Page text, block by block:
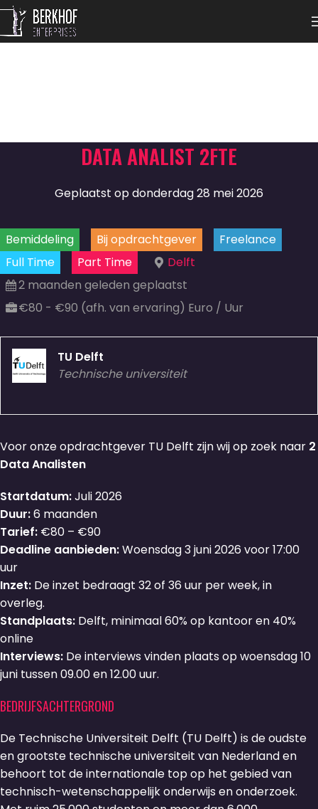
DATA ANALIST 2FTE
Geplaatst op donderdag 28 mei 2026
Bemiddeling Bij opdrachtgever
Freelance
Full Time
Part Time
Delft
2 maanden geleden geplaatst
€80 - €90 (afh. van ervaring) Euro / Uur
TU Delft
Technische universiteit
Voor onze opdrachtgever TU Delft zijn wij op zoek naar 2
Data Analisten
Startdatum:Juli 2026
Duur:6 maanden
Tarief: €80 – €90
Deadline aanbieden:Woensdag 3 juni 2026 voor 17:00
uur
Inzet: De inzet bedraagt 32 of 36 uur per week, in
overleg.
Standplaats: Delft, minimaal 60% op kantoor en 40%
online
Interviews: De interviews vinden plaats op woensdag 10
juni tussen 09.00 en 12.00 uur.
BEDRIJFSACHTERGROND
De Technische Universiteit Delft (TU Delft) is de oudste
en grootste technische universiteit van Nederland en
behoort tot de internationale top op het gebied van
technisch-wetenschappelijk onderwijs en onderzoek.